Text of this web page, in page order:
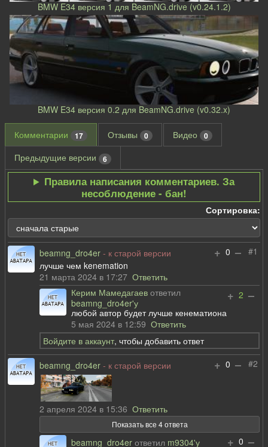
BMW E34 версия 1 для BeamNG.drive (v0.24.1.2)
BMW E34 версия 0.2 для BeamNG.drive (v0.32.x)
Комментарии 17 Отзывы 0 Видео 0
Предыдущие версии 6
Правила написания комментариев. За
несоблюдение - бан!
Сортировка:
#1
+ 0 –
beamng_dro4er - к старой версии
лучше чем kenemation
21 марта 2024 в 17:27Ответить
+ 2 –
Керим Мамедагаев ответил
beamng_dro4er'у
любой автор будет лучше кенематиона
5 мая 2024 в 12:59Ответить
Войдите в аккаунт, чтобы добавить ответ
#2
+ 0 –
beamng_dro4er - к старой версии
2 апреля 2024 в 15:36Ответить
Показать все 4 ответа
+ 0 –
beamng_dro4er ответил m9304'у